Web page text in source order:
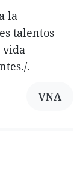
la
talentos
vida
.
VNA